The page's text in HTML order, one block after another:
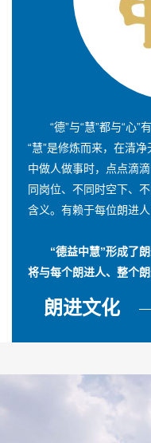
“德”与“慧”都与“心”
“慧”是修炼而来，在清
中做人做事时，点点滴
同岗位、不同时空下、
含义。有赖于每位朗进人
“德益中慧”形成了
将与每个朗进人、整个
朗进文化